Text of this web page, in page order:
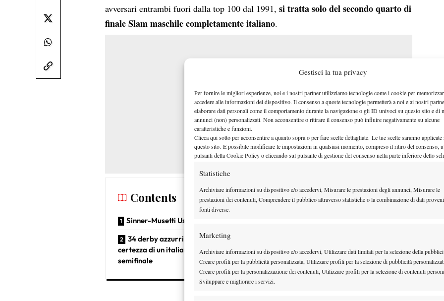
Gestisci la tua privacy
Per fornire le migliori esperienze, noi e i nostri partner utilizziamo tecnologie come i cookie per
accedere alle informazioni del dispositivo. Il consenso a queste tecnologie permetterà a noi e ai nostri
elaborare dati personali come il comportamento durante la navigazione o gli ID univoci su questo sito e di
annunci (non) personalizzati. Non acconsentire o ritirare il consenso può influire negativamente su alcune
caratteristiche e funzioni.
Clicca qui sotto per acconsentire a quanto sopra o per fare scelte dettagliate. Le tue scelte saranno applicate
questo sito. È possibile modificare le impostazioni in qualsiasi momento, compreso il ritiro del consenso,
pulsanti della Cookie Policy o cliccando sul pulsante di gestione del consenso nella parte inferiore dello
Statistiche
Archiviare informazioni su dispositivo e/o accedervi, Misurare le prestazioni degli annunci, Misurare le
prestazioni dei contenuti, Comprendere il pubblico attraverso statistiche o la combinazione di dati
fonti diverse.
Marketing
Archiviare informazioni su dispositivo e/o accedervi, Utilizzare dati limitati per la selezione della
Creare profili per la pubblicità personalizzata, Utilizzare profili per la selezione di pubblicità
Creare profili per la personalizzazione dei contenuti, Utilizzare profili per la selezione di contenuti
Sviluppare e migliorare i servizi.
avversari entrambi fuori dalla top 100 dal 1991,si tratta solo del secondo quarto di
finale Slam maschile completamente italiano.
Contents
Sinner-Musetti Us Open 2025
34 derby azzurri negli Slam e la
certezza di un italiano in campo in
semifinale
Sinner-Musetti Us Open
2025
recente. L’altro caso, infatti, è
solo di qualche mese fa, quando